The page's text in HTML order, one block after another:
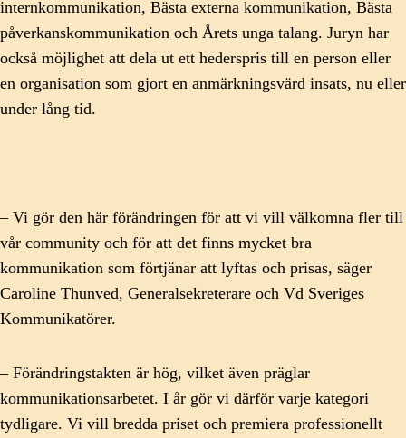
internkommunikation, Bästa externa kommunikation, Bästa
påverkanskommunikation och Årets unga talang. Juryn har
också möjlighet att dela ut ett hederspris till en person eller
en organisation som gjort en anmärkningsvärd insats, nu eller
under lång tid.
– Vi gör den här förändringen för att vi vill välkomna fler till
vår community och för att det finns mycket bra
kommunikation som förtjänar att lyftas och prisas, säger
Caroline Thunved, Generalsekreterare och Vd Sveriges
Kommunikatörer.
– Förändringstakten är hög, vilket även präglar
kommunikationsarbetet. I år gör vi därför varje kategori
tydligare. Vi vill bredda priset och premiera professionellt